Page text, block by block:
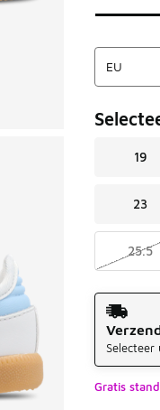
19
23
25.5
Selecteer
Gratis